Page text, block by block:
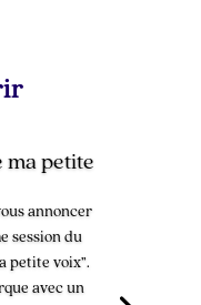
ma petite
annoncer
session du
petite voix”.
avec un